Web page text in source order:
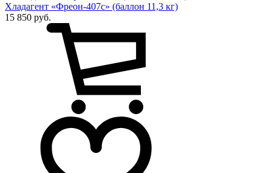
Хладагент «Фреон-407с» (баллон 11,3 кг)
15 850 руб.